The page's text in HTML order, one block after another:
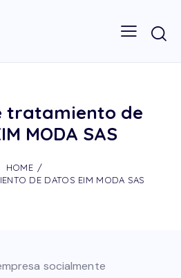
tratamiento de
MODA SAS
HOME
DE DATOS EIM MODA SAS
socialmente